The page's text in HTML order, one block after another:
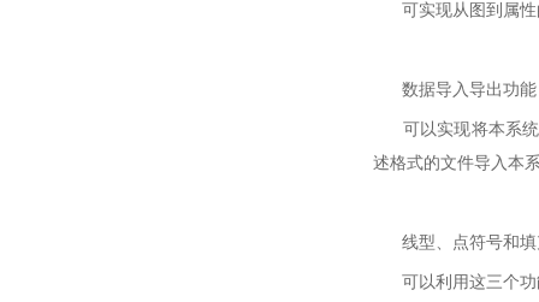
可实现从图到属性
数据导入导出功能
可以实现将本系统
述格式的文件导入本
线型、点符号和填
可以利用这三个功